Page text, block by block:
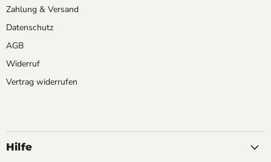
Zahlung & Versand
Datenschutz
AGB
Widerruf
Vertrag widerrufen
Hilfe